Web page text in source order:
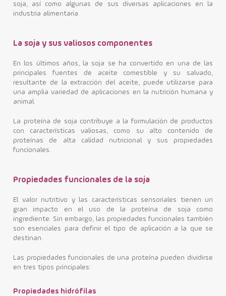
soja, así como algunas de sus diversas aplicaciones en la
industria alimentaria.
La soja y sus valiosos componentes
En los últimos años, la soja se ha convertido en una de las
principales fuentes de aceite comestible y su salvado,
resultante de la extracción del aceite, puede utilizarse para
una amplia variedad de aplicaciones en la nutrición humana y
animal.
La proteína de soja contribuye a la formulación de productos
con características valiosas, como su alto contenido de
proteínas de alta calidad nutricional y sus propiedades
funcionales.
Propiedades funcionales de la soja
El valor nutritivo y las características sensoriales tienen un
gran impacto en el uso de la proteína de soja como
ingrediente. Sin embargo, las propiedades funcionales también
son esenciales para definir el tipo de aplicación a la que se
destinan.
Las propiedades funcionales de una proteína pueden dividirse
en tres tipos principales:
Propiedades hidrófilas